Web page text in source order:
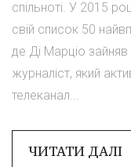
спільноті. У 2015
свій список 50
де Ді Марціо зайняв
журналіст, який
телеканал...
ЧИТАТИ ДАЛІ